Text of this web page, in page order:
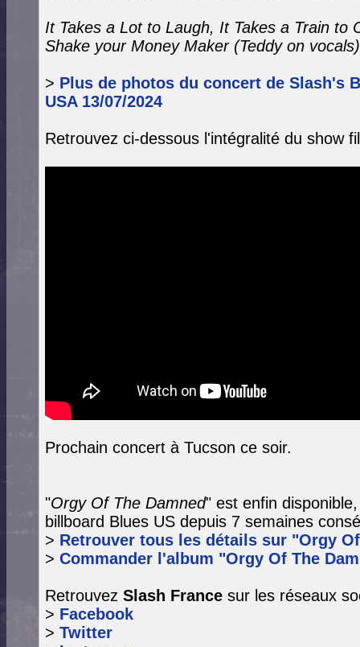
It Takes a Lot to Laugh, It Takes a Train to
Shake your Money Maker (Teddy on
> Plus de photos du concert de Slash's
USA 13/07/2024
Retrouvez ci-dessous l'intégralité du show
Prochain concert à Tucson ce soir.
"Orgy Of The Damned" est enfin
billboard Blues US depuis 7 semaines
> Retrouver tous les détails sur "Orgy
> Commander l'album "Orgy Of The
Retrouvez Slash France sur les réseaux
> Facebook
> Twitter